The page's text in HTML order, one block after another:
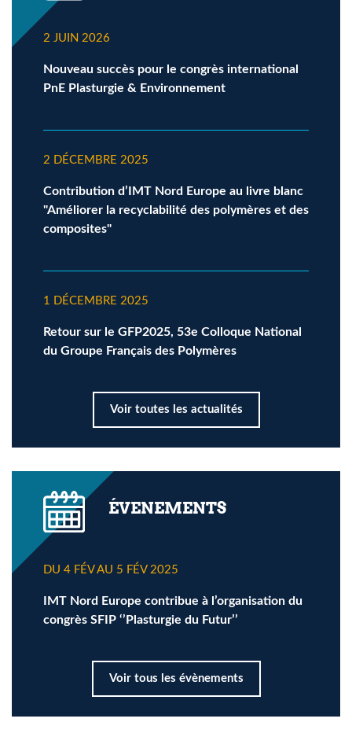
2 JUIN 2026
Nouveau succès pour le congrès international
PnE Plasturgie & Environnement
2 DÉCEMBRE 2025
Contribution d’IMT Nord Europe au livre blanc
"Améliorer la recyclabilité des polymères et des
composites"
1 DÉCEMBRE 2025
Retour sur le GFP2025, 53e Colloque National
du Groupe Français des Polymères
Voir toutes les actualités
ÉVENEMENTS
DU 4 FÉV AU 5 FÉV 2025
IMT Nord Europe contribue à l’organisation du
congrès SFIP ‘’Plasturgie du Futur’’
Voir tous les évènements